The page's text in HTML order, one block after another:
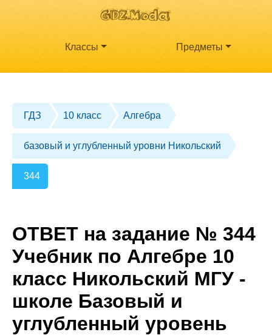
Классы Предметы
ГДЗ 10 класс Алгебра
базовый и углубленный уровни Никольский
344
ОТВЕТ на задание № 344
Учебник по Алгебре 10
класс Никольский МГУ -
школе Базовый и
углубленный уровень